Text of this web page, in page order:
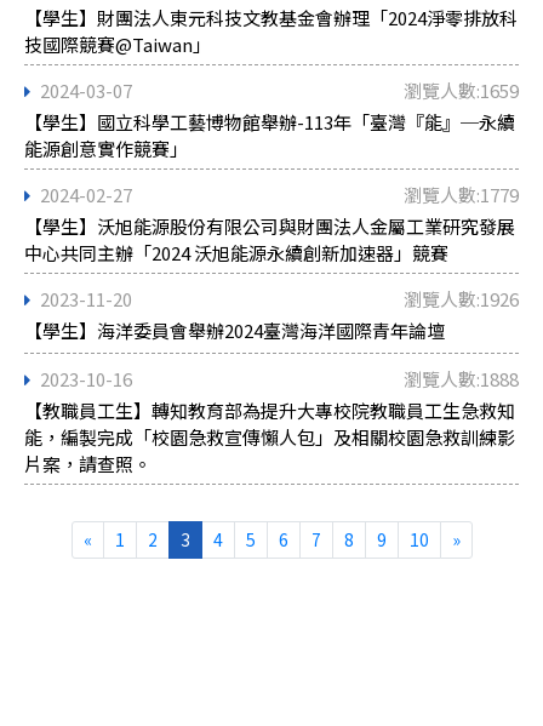
【學生】財團法人東元科技文教基金會辦理「2024淨零排放科
技國際競賽@Taiwan」
2024-03-07
瀏覽人數:1659
【學生】國立科學工藝博物館舉辦-113年「臺灣『能』─永續
能源創意實作競賽」
2024-02-27
瀏覽人數:1779
【學生】沃旭能源股份有限公司與財團法人金屬工業研究發展
中心共同主辦「2024 沃旭能源永續創新加速器」競賽
2023-11-20
瀏覽人數:1926
【學生】海洋委員會舉辦2024臺灣海洋國際青年論壇
2023-10-16
瀏覽人數:1888
【教職員工生】轉知教育部為提升大專校院教職員工生急救知
能，編製完成「校園急救宣傳懶人包」及相關校園急救訓練影
片案，請查照。
« 1 2 3 4 5 6 7 8 9 10 »